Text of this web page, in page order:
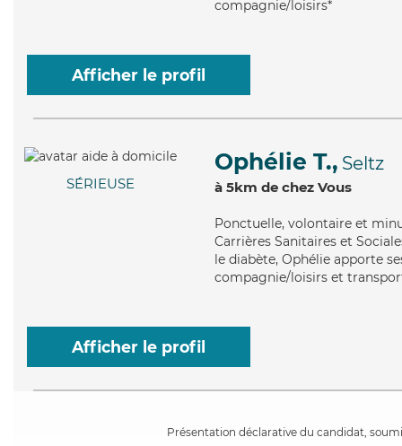
compagnie/loisirs*
Afficher le profil
SÉRIEUSE
Ophélie T., Seltz
à 5km de chez Vous
Ponctuelle, volontaire et
Carrières Sanitaires et
le diabète, Ophélie apporte
compagnie/loisirs et
Afficher le profil
Présentation déclarative du candidat,